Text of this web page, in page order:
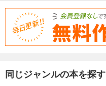
同じジャンルの本を探す